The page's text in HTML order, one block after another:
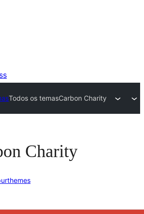
Todos os temasCarbon Charity
Charity